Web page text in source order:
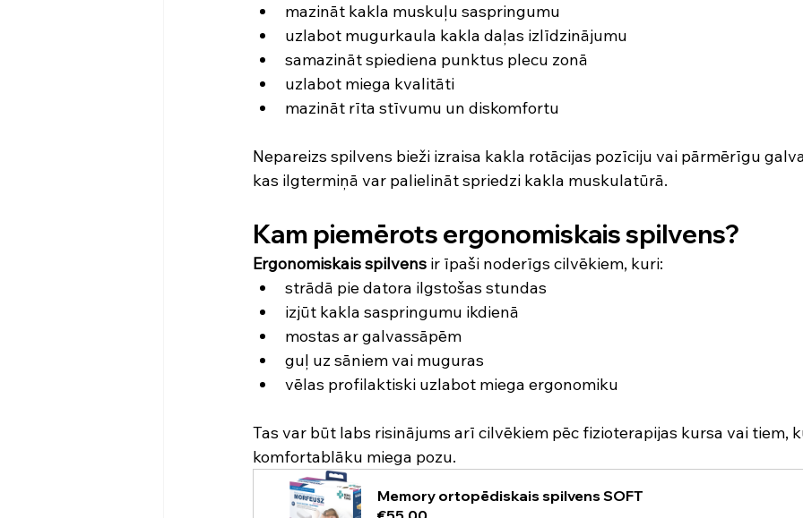
mazināt kakla muskuļu saspringumu
uzlabot mugurkaula kakla daļas izlīdzinājumu
samazināt spiediena punktus plecu zonā
uzlabot miega kvalitāti
mazināt rīta stīvumu un diskomfortu
Nepareizs spilvens bieži izraisa kakla rotācijas pozīciju vai pārmērīgu
kas ilgtermiņā var palielināt spriedzi kakla muskulatūrā.
Kam piemērots ergonomiskais spilvens?
Ergonomiskais spilvens ir īpaši noderīgs cilvēkiem, kuri:
strādā pie datora ilgstošas stundas
izjūt kakla saspringumu ikdienā
mostas ar galvassāpēm
guļ uz sāniem vai muguras
vēlas profilaktiski uzlabot miega ergonomiku
Tas var būt labs risinājums arī cilvēkiem pēc fizioterapijas kursa vai tiem,
komfortablāku miega pozu.
Memory ortopēdiskais spilvens SOFT